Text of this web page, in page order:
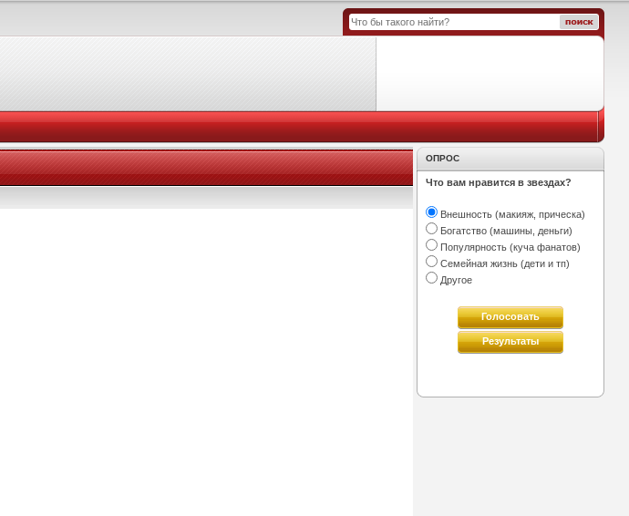
ОПРОС
Что вам нравится в звездах?
Внешность (макияж, прическа)
Богатство (машины, деньги)
Популярность (куча фанатов)
Семейная жизнь (дети и тп)
Другое
Голосовать
Результаты